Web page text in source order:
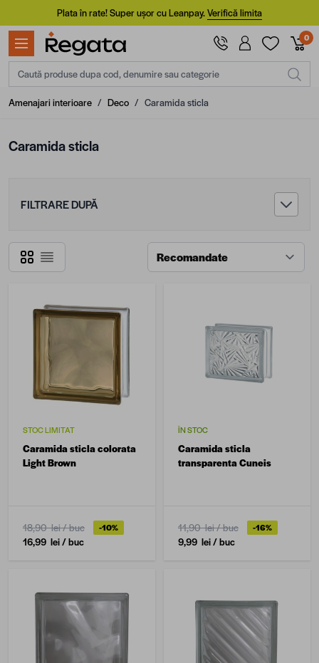
Mergi la ConținutPlata în rate! Super ușor cu Leanpay.Verifică limita
0
Caută produse dupa cod, denumire sau categorie
Amenajari interioare / Deco / Caramida sticla
Caramida sticla
FILTRARE DUPĂ
Grilă
Listă
STOC LIMITAT
Caramida sticla colorata
Light Brown
18,90 lei/ buc -10%
16,99 lei/ buc
ÎN STOC
Caramida sticla
transparenta Cuneis
11,90 lei/ buc -16%
9,99 lei/ buc